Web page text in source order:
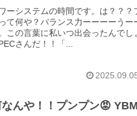
ーシステムの時間です。は？？？
何や？バランス力ーーーーうー
この言葉に私いつ出会ったんでし
さんだ！！「...
んや！！プンプン😡 YBM